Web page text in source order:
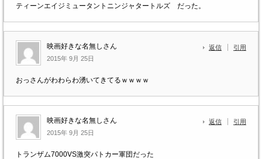
ティーンエイジミュータントニンジャタートルズ だった。
映画好きな名無しさん
2015年 9月 25日
返信 引用
おっさんがわわらわ湧いてきてるｗｗｗｗ
映画好きな名無しさん
2015年 9月 25日
返信 引用
トランザム7000VS激突パトカー軍団だった